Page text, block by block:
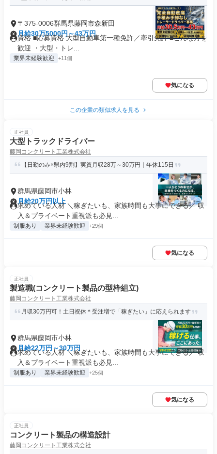
〒375-0006群馬県藤岡市森新田
月給30万5000円～43万円
資格 ■応募資格 大型自動車第一種免許／牽引免許 ■こんな方を
歓迎 ・大型・トレ...
業界未経験歓迎 +11個
気になる
この企業の類似求人を見る
正社員
大型トラックドライバー
藤岡コンクリート工業株式会社
【日勤のみ×県内9割】実質月収28万～30万円｜年休115日
群馬県藤岡市小林
月給20万円以上
求めている人材 ＼稼ぎたいも、家族時間も大事にできる／ 収
入＆プライベート重視派も必見...
制服あり 業界未経験歓迎 +29個
気になる
正社員
製造職(コンクリート製品の型枠組立)
藤岡コンクリート工業株式会社
月収30万円可！土日祝休＊受注増で「稼ぎたい」に応えられます
群馬県藤岡市小林
月給22万円～30万円
求めている人材 ＼稼ぎたいも、家族時間も大事にできる／ 収
入＆プライベート重視派も必見...
制服あり 業界未経験歓迎 +25個
気になる
正社員
コンクリート製品の構造設計
藤岡コンクリート工業株式会社